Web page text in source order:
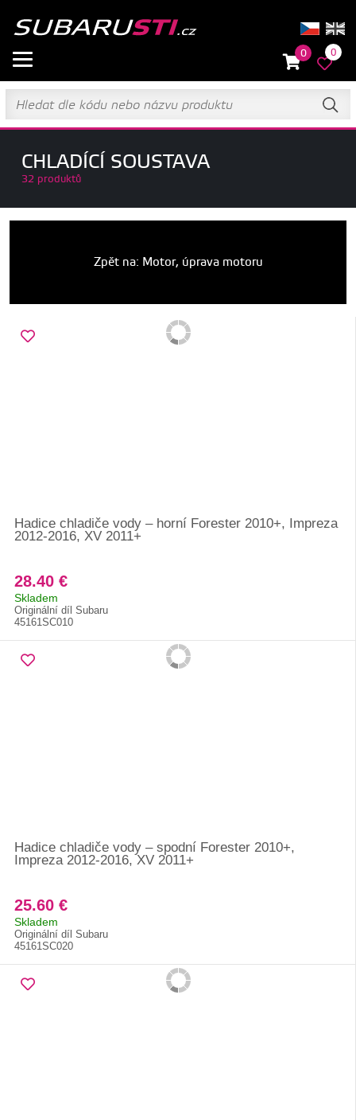
0 0
CHLADÍCÍ SOUSTAVA
32 produktů
Zpět na: Motor, úprava motoru
Hadice chladiče vody – horní Forester 2010+, Impreza
2012-2016, XV 2011+
28.40 €
Skladem
Originální díl Subaru
45161SC010
Hadice chladiče vody – spodní Forester 2010+,
Impreza 2012-2016, XV 2011+
25.60 €
Skladem
Originální díl Subaru
45161SC020